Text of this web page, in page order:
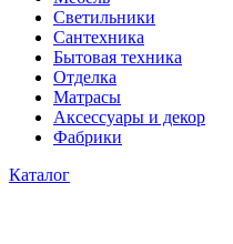
Светильники
Сантехника
Бытовая техника
Отделка
Матрасы
Аксессуары и декор
Фабрики
Каталог